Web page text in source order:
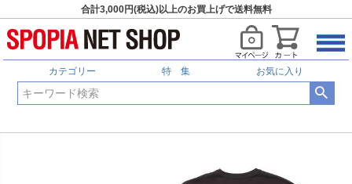
合計3,000円(税込)以上のお買上げで送料無料
カテゴリー 特 集 お気に入り